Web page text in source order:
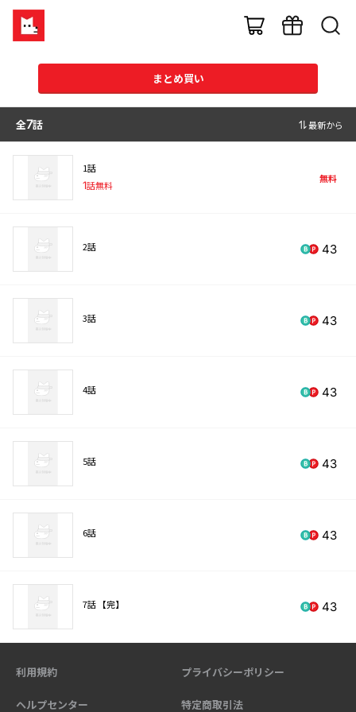
まとめ買い
全7話 最新から
1話
1話無料
無料
2話 43
3話 43
4話 43
5話 43
6話 43
7話 【完】 43
利用規約 プライバシーポリシー
ヘルプセンター 特定商取引法